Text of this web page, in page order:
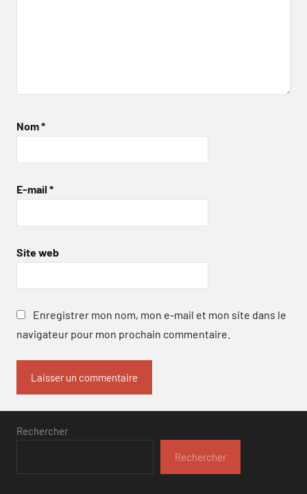
Nom*
E-mail *
Site web
Enregistrer mon nom, mon e-mail et mon site dans le
navigateur pour mon prochain commentaire.
Rechercher
Rechercher